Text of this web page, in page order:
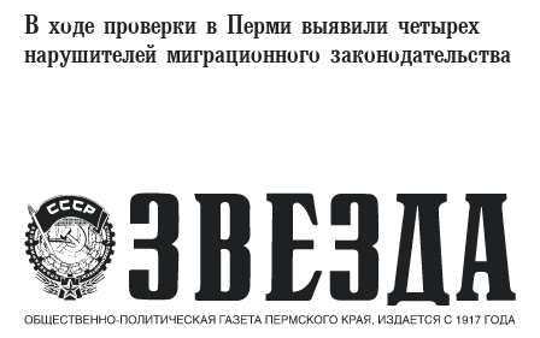
В ходе проверки в Перми выявили четырех
нарушителей миграционного законодательства